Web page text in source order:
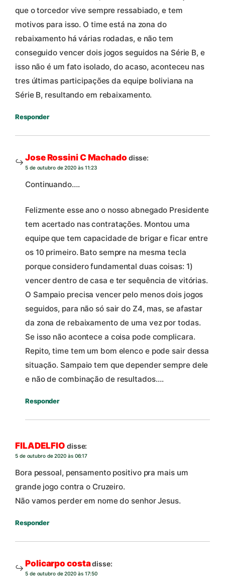
que o torcedor vive sempre ressabiado, e tem
motivos para isso. O time está na zona do
rebaixamento há várias rodadas, e não tem
conseguido vencer dois jogos seguidos na Série B, e
isso não é um fato isolado, do acaso, aconteceu nas
tres últimas participações da equipe boliviana na
Série B, resultando em rebaixamento.
Responder
Jose Rossini C Machado disse:
5 de outubro de 2020 às 11:23
Continuando….
Felizmente esse ano o nosso abnegado Presidente
tem acertado nas contratações. Montou uma
equipe que tem capacidade de brigar e ficar entre
os 10 primeiro. Bato sempre na mesma tecla
porque considero fundamental duas coisas: 1)
vencer dentro de casa e ter sequência de vitórias.
O Sampaio precisa vencer pelo menos dois jogos
seguidos, para não só sair do Z4, mas, se afastar
da zona de rebaixamento de uma vez por todas.
Se isso não acontece a coisa pode complicara.
Repito, time tem um bom elenco e pode sair dessa
situação. Sampaio tem que depender sempre dele
e não de combinação de resultados….
Responder
FILADELFIO disse:
5 de outubro de 2020 às 06:17
Bora pessoal, pensamento positivo pra mais um
grande jogo contra o Cruzeiro.
Não vamos perder em nome do senhor Jesus.
Responder
Policarpo costadisse:
5 de outubro de 2020 às 17:50